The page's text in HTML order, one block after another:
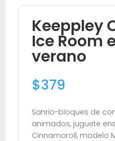
Keeppley
Ice Room
verano
$379
Sanrio-bloques de
animados, juguete
Cinnamoroll, modelo